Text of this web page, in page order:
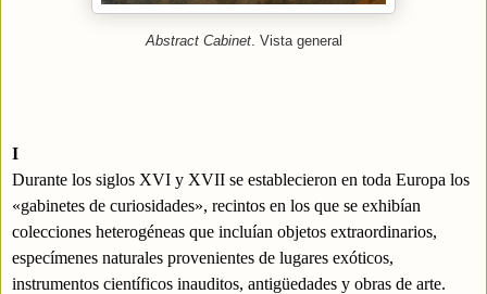
Abstract Cabinet. Vista general
I
Durante los siglos XVI y XVII se establecieron en toda Europa los
«gabinetes de curiosidades», recintos en los que se exhibían
colecciones heterogéneas que incluían objetos extraordinarios,
especímenes naturales provenientes de lugares exóticos,
instrumentos científicos inauditos, antigüedades y obras de arte.